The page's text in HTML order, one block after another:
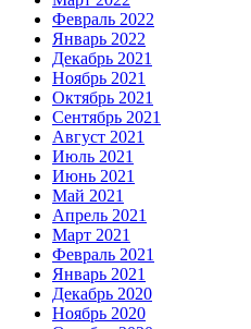
Февраль 2022
Январь 2022
Декабрь 2021
Ноябрь 2021
Октябрь 2021
Сентябрь 2021
Август 2021
Июль 2021
Июнь 2021
Май 2021
Апрель 2021
Март 2021
Февраль 2021
Январь 2021
Декабрь 2020
Ноябрь 2020